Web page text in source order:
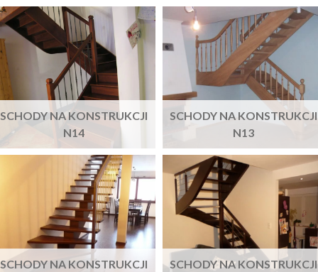
SCHODY NA KONSTRUKCJI
N14
SCHODY NA KONSTRUKCJI
N13
SCHODY NA KONSTRUKCJI
SCHODY NA KONSTRUKCJI